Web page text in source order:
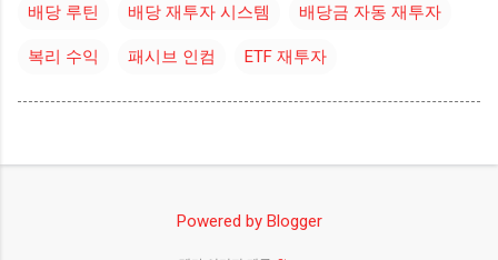
배당 루틴 배당 재투자 시스템 배당금 자동 재투자
복리 수익 패시브 인컴 ETF 재투자
Powered by Blogger